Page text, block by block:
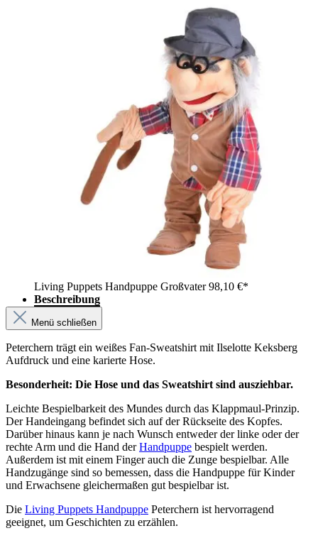
Living Puppets Handpuppe Großvater98,10 €*
Beschreibung
Menü schließen
Peterchern trägt ein weißes Fan-Sweatshirt mit Ilselotte Keksberg
Aufdruck und eine karierte Hose.
Besonderheit: Die Hose und das Sweatshirt sind ausziehbar.
Leichte Bespielbarkeit des Mundes durch das Klappmaul-Prinzip.
Der Handeingang befindet sich auf der Rückseite des Kopfes.
Darüber hinaus kann je nach Wunsch entweder der linke oder der
rechte Arm und die Hand derHandpuppe bespielt werden.
Außerdem ist mit einem Finger auch die Zunge bespielbar. Alle
Handzugänge sind so bemessen, dass die Handpuppe für Kinder
und Erwachsene gleichermaßen gut bespielbar ist.
Die Living Puppets Handpuppe Peterchern ist hervorragend
geeignet, um Geschichten zu erzählen.